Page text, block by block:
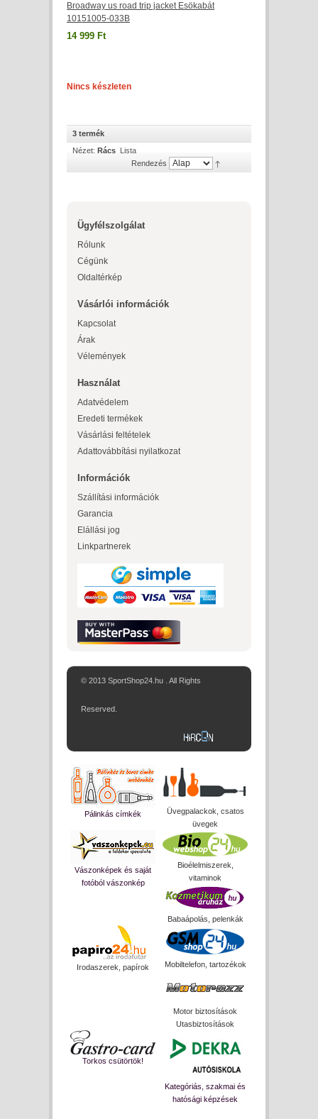
Broadway us road trip jacket Esökabát
10151005-033B
14 999 Ft
Nincs készleten
3 termék
Nézet: Rács Lista
Rendezés
Ügyfélszolgálat
Rólunk
Cégünk
Oldaltérkép
Vásárlói információk
Kapcsolat
Árak
Vélemények
Használat
Adatvédelem
Eredeti termékek
Vásárlási feltételek
Adattovábbítási nyilatkozat
Információk
Szállítási információk
Garancia
Elállási jog
Linkpartnerek
© 2013 SportShop24.hu . All Rights
Reserved.
Pálinkás címkék
Üvegpalackok, csatos
üvegek
Vászonképek és saját
fotóból vászonkép
Bioélelmiszerek,
vitaminok
Babaápolás, pelenkák
Irodaszerek, papírok Mobiltelefon, tartozékok
Motor biztosítások
Utasbiztosítások
Torkos csütörtök!
Kategóriás, szakmai és
hatósági képzések